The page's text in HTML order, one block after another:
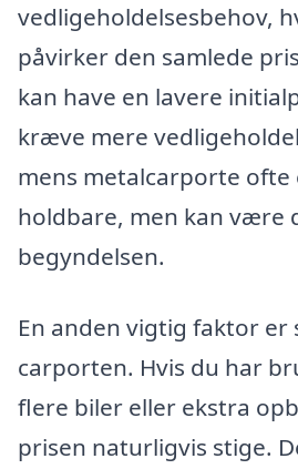
vedligeholdelsesbehov,
påvirker den samlede
kan have en lavere
kræve mere
mens metalcarporte ofte
holdbare, men kan være
begyndelsen.
En anden vigtig faktor er
carporten. Hvis du har
flere biler eller ekstra
prisen naturligvis stige.